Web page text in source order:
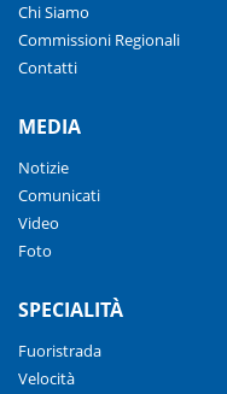
Chi Siamo
Commissioni Regionali
Contatti
MEDIA
Notizie
Comunicati
Video
Foto
SPECIALITÀ
Fuoristrada
Velocità